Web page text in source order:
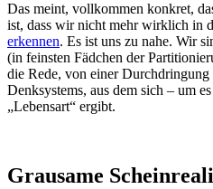
Das meint, vollkommen konkret,
ist, dass wir nicht mehr wirklich in
erkennen. Es ist uns zu nahe. Wir
(in feinsten Fädchen der
die Rede, von einer Durchdringung
Denksystems, aus dem sich – um
„Lebensart“ ergibt.
Grausame